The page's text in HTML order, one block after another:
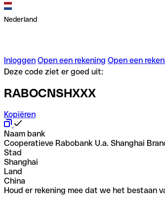
Nederland
Inloggen Open een rekening Open een
Deze code ziet er goed uit:
RABOCNSHXXX
Kopiëren
Naam bank
Cooperatieve Rabobank U.a. Shanghai
Stad
Shanghai
Land
China
Houd er rekening mee dat we het bestaan